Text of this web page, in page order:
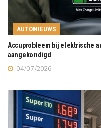
AUTONIEUWS
Accuprobleem bij elektrische
aangekondigd
04/07/2026